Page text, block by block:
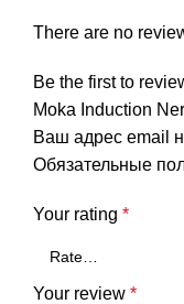
There are no
Be the first to
Moka Induction
Ваш адрес email
Обязательные
Your rating *
Your review *